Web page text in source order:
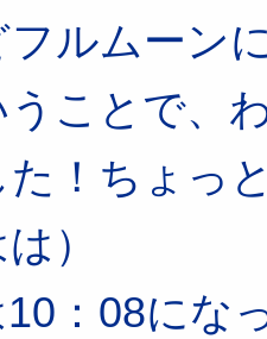
フルムーン
うことで、
た！ちょっ
）
：08にな